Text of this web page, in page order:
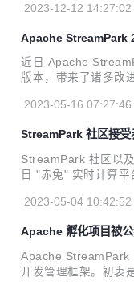
和大量改进，稳定性
k 官 网: https://
用、关注、star、fork
在 StreamPark 中...
2023-12-12 14:27:02
Apache StreamPark
近日 Apache
版本，带来了诸多改
安全风险问题，通过
关的历史 Bug，该版
更高的可用性和稳定
ub: https://
2023-05-16 07:27:46
StreamPark 社区接受
StreamPark 社区以
日 "赤兔" 实时计算
规要求, 更新了相关
队良好的认错态度，
如下: 接受对方道歉
的响应，主动联系我
2023-05-04 10:42:52
Apache 孵化项目被
吗？
Apache StreamPark
开发管理框架。初衷